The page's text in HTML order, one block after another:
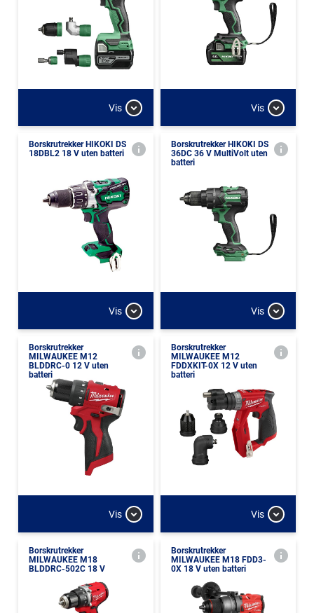
Vis Vis
Borskrutrekker HIKOKI DS
18DBL2 18 V uten batteri
Vis
Borskrutrekker HIKOKI DS
36DC 36 V MultiVolt uten
batteri
Vis
Borskrutrekker
MILWAUKEE M12
BLDDRC-0 12 V uten
batteri
Vis
Borskrutrekker
MILWAUKEE M12
FDDXKIT-0X 12 V uten
batteri
Vis
Borskrutrekker
MILWAUKEE M18
BLDDRC-502C 18 V
Borskrutrekker
MILWAUKEE M18 FDD3-
0X 18 V uten batteri